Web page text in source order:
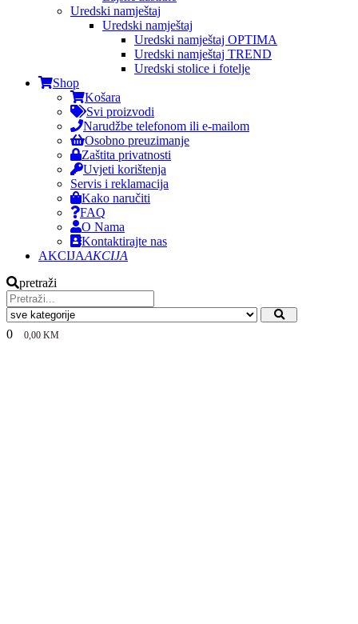
Uredski namještaj
Uredski namještaj
Uredski namještaj OPTIMA
Uredski namještaj TREND
Uredski stolice i fotelje
Shop
Košara
Svi proizvodi
Narudžbe telefonom ili e-mailom
Osobno preuzimanje
Zaštita privatnosti
Uvjeti korištenja
Servis i reklamacija
Kako naručiti
FAQ
O Nama
Kontaktirajte nas
AKCIJAAKCIJA
pretraži
0 0,00 KM